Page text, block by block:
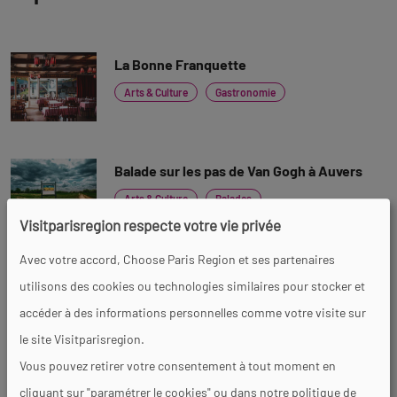
La Bonne Franquette
Arts & Culture Gastronomie
Balade sur les pas de Van Gogh à Auvers
Arts & Culture Balades
Visitparisregion respecte votre vie privée
Avec votre accord, Choose Paris Region et ses partenaires
utilisons des cookies ou technologies similaires pour stocker et
accéder à des informations personnelles comme votre visite sur
le site Visitparisregion.
Vous pouvez retirer votre consentement à tout moment en
cliquant sur "paramétrer le cookies" ou dans notre politique de